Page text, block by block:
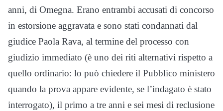
anni, di Omegna. Erano entrambi accusati di concorso
in estorsione aggravata e sono stati condannati dal
giudice Paola Rava, al termine del processo con
giudizio immediato (è uno dei riti alternativi rispetto a
quello ordinario: lo può chiedere il Pubblico ministero
quando la prova appare evidente, se l’indagato è stato
interrogato), il primo a tre anni e sei mesi di reclusione